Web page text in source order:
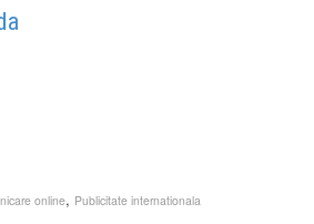
online, Publicitate internationala